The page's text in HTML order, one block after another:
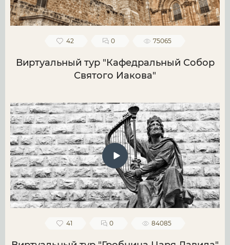
42 0 75065
Виртуальный тур "Кафедральный Собор
Святого Иакова"
41 0 84085